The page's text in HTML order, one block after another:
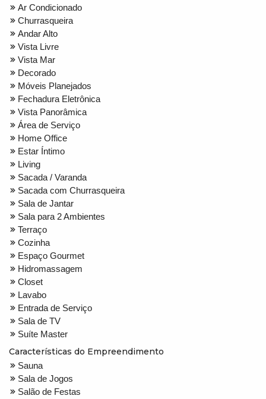
Ar Condicionado
Churrasqueira
Andar Alto
Vista Livre
Vista Mar
Decorado
Móveis Planejados
Fechadura Eletrônica
Vista Panorâmica
Área de Serviço
Home Office
Estar Íntimo
Living
Sacada / Varanda
Sacada com Churrasqueira
Sala de Jantar
Sala para 2 Ambientes
Terraço
Cozinha
Espaço Gourmet
Hidromassagem
Closet
Lavabo
Entrada de Serviço
Sala de TV
Suíte Master
Características do Empreendimento
Sauna
Sala de Jogos
Salão de Festas